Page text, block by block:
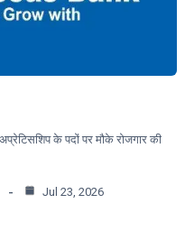
के पदों पर मौके रोजगार की
Jul 23, 2026